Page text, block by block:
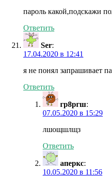
пароль какой,подскажи
Ответить
Ser:
17.04.2020 в 12:41
я не понял запрашивает
Ответить
гр8ргш:
07.05.2020 в 15:29
лшощшлщз
Ответить
аперкс:
10.05.2020 в 11:56